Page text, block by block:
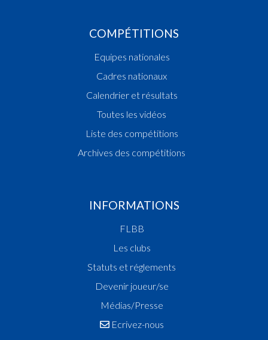
COMPÉTITIONS
Equipes nationales
Cadres nationaux
Calendrier et résultats
Toutes les vidéos
Liste des compétitions
Archives des compétitions
INFORMATIONS
FLBB
Les clubs
Statuts et réglements
Devenir joueur/se
Médias/Presse
Ecrivez-nous